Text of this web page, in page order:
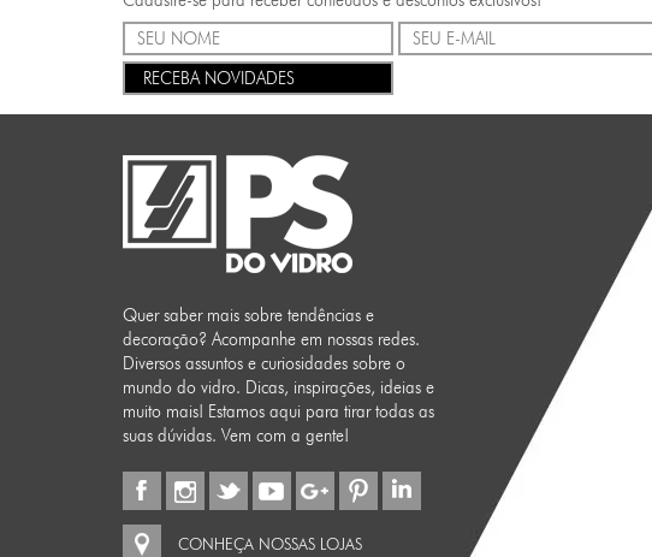
RECEBA NOVIDADES
Quer saber mais sobre tendências e
decoração? Acompanhe em nossas redes.
Diversos assuntos e curiosidades sobre o
mundo do vidro. Dicas, inspirações, ideias e
muito mais! Estamos aqui para tirar todas as
suas dúvidas. Vem com a gente!
CONHEÇA NOSSAS LOJAS